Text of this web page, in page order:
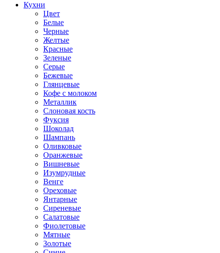
Кухни
Цвет
Белые
Черные
Желтые
Красные
Зеленые
Серые
Бежевые
Глянцевые
Кофе с молоком
Металлик
Слоновая кость
Фуксия
Шоколад
Шампань
Оливковые
Оранжевые
Вишневые
Изумрудные
Венге
Ореховые
Янтарные
Сиреневые
Салатовые
Фиолетовые
Мятные
Золотые